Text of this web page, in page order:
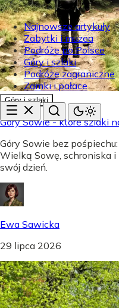
Najnowsze artykuły
Zabytki i muzea
Podróże po Polsce
Góry i szlaki
Podróże zagraniczne
Zamki i pałace
Góry i szlaki
Góry Sowie - które szlaki
Góry Sowie bez
Wielką Sowę, schroniska
swój dzień.
Ewa Sawicka
29 lipca 2026